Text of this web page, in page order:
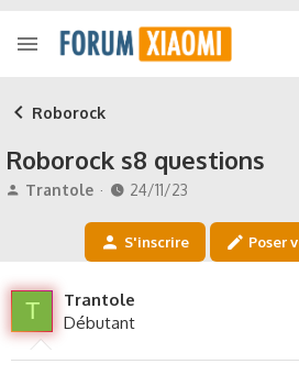
Roborock
Roborock s8 questions
A
r
e
l
Trantole
D
e
e
d
é
b
24/11/23
S'inscrire Poser
T
Trantole
Débutant